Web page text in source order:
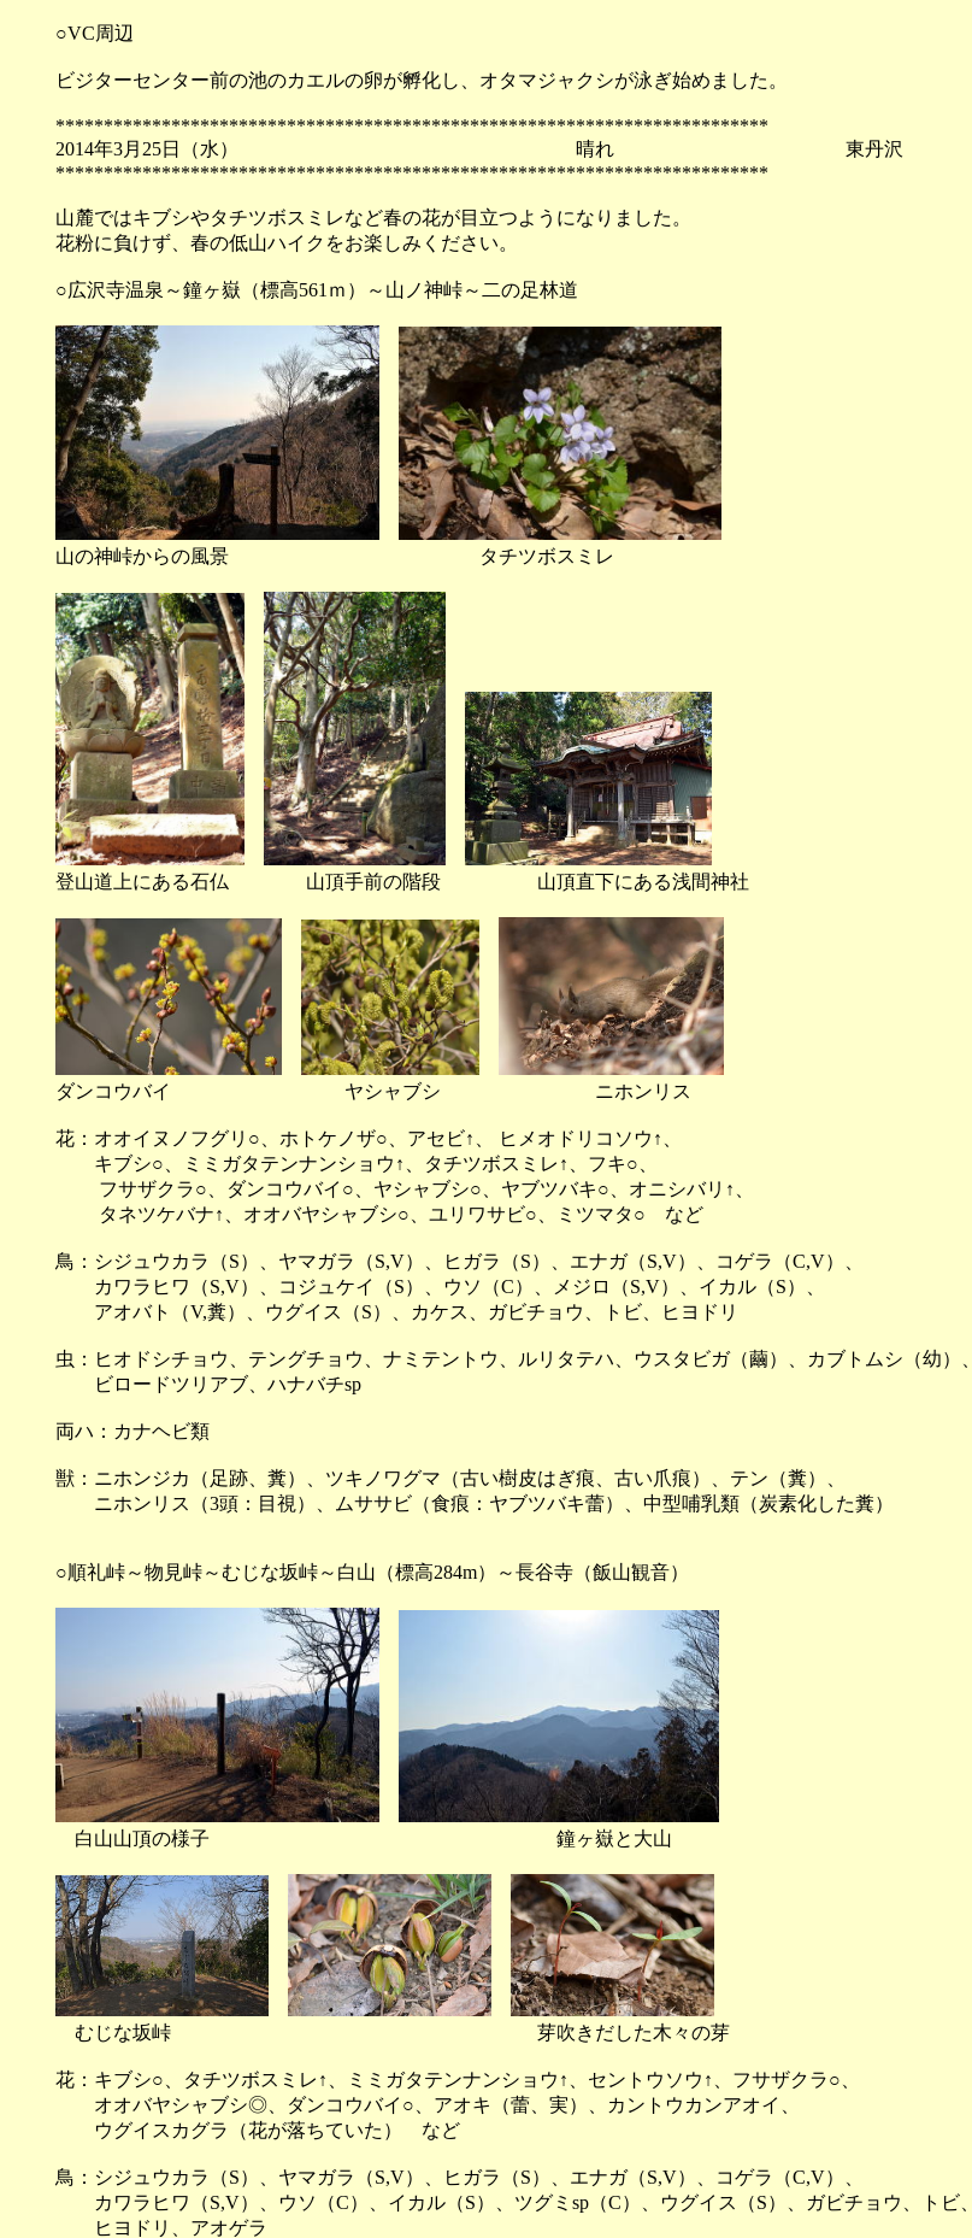
○VC周辺
ビジターセンター前の池のカエルの卵が孵化し、オタマジャクシが泳ぎ始めました。
**************************************************************************
2014年3月25日（水） 晴れ 東丹沢
**************************************************************************
山麓ではキブシやタチツボスミレなど春の花が目立つようになりました。
花粉に負けず、春の低山ハイクをお楽しみください。
○広沢寺温泉～鐘ヶ嶽（標高561ｍ）～山ノ神峠～二の足林道
山の神峠からの風景 タチツボスミレ
登山道上にある石仏 山頂手前の階段 山頂直下にある浅間神社
ダンコウバイ ヤシャブシ ニホンリス
花：オオイヌノフグリ○、ホトケノザ○、アセビ↑、 ヒメオドリコソウ↑、
キブシ○、ミミガタテンナンショウ↑、タチツボスミレ↑、フキ○、
フサザクラ○、ダンコウバイ○、ヤシャブシ○、ヤブツバキ○、オニシバリ↑、
タネツケバナ↑、オオバヤシャブシ○、ユリワサビ○、ミツマタ○ など
鳥：シジュウカラ（S）、ヤマガラ（S,V）、ヒガラ（S）、エナガ（S,V）、コゲラ（C,V）、
カワラヒワ（S,V）、コジュケイ（S）、ウソ（C）、メジロ（S,V）、イカル（S）、
アオバト（V,糞）、ウグイス（S）、カケス、ガビチョウ、トビ、ヒヨドリ
虫：ヒオドシチョウ、テングチョウ、ナミテントウ、ルリタテハ、ウスタビガ（繭）、カブトムシ（幼）、
ビロードツリアブ、ハナバチsp
両ハ：カナヘビ類
獣：ニホンジカ（足跡、糞）、ツキノワグマ（古い樹皮はぎ痕、古い爪痕）、テン（糞）、
ニホンリス（3頭：目視）、ムササビ（食痕：ヤブツバキ蕾）、中型哺乳類（炭素化した糞）
○順礼峠～物見峠～むじな坂峠～白山（標高284m）～長谷寺（飯山観音）
白山山頂の様子 鐘ヶ嶽と大山
むじな坂峠 芽吹きだした木々の芽
花：キブシ○、タチツボスミレ↑、ミミガタテンナンショウ↑、セントウソウ↑、フサザクラ○、
オオバヤシャブシ◎、ダンコウバイ○、アオキ（蕾、実）、カントウカンアオイ、
ウグイスカグラ（花が落ちていた） など
鳥：シジュウカラ（S）、ヤマガラ（S,V）、ヒガラ（S）、エナガ（S,V）、コゲラ（C,V）、
カワラヒワ（S,V）、ウソ（C）、イカル（S）、ツグミsp（C）、ウグイス（S）、ガビチョウ、トビ、
ヒヨドリ、アオゲラ